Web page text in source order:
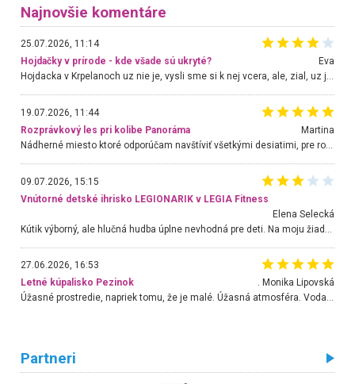
Najnovšie komentáre
25.07.2026, 11:14
Hojdačky v prírode - kde všade sú ukryté?
Eva
Hojdacka v Krpelanoch uz nie je, vysli sme si k nej vcera, ale, zial, uz je znicena. Ak sem planujete cestu len kvoli hojdacke, mozete si ju usetrit. Krasny vyhlad je tu vsak aj bez hojdacky :-)
19.07.2026, 11:44
Rozprávkový les pri kolibe Panoráma
Martina
Nádherné miesto ktoré odporúčam navštíviť všetkými desiatimi, pre rodiny s deťmi, dôchodcom... Proste a jednoducho ozaj rozprávkový les.. určite ešte prídeme. Odniesli sme si na pamiatku krásne tričká,
09.07.2026, 15:15
Vnútorné detské ihrisko LEGIONARIK v LEGIA Fitness
Elena Selecká
27.06.2026, 16:53
Letné kúpalisko Pezinok
. Monika Lipovská
Úžasné prostredie, napriek tomu, že je malé. Úžasná atmosféra. Voda fantastická a nádherná. Ľudí je pomerne veľa, ale su mili a ohľaduplní. Je veľmi zaujímavé sledovať, ako dokážu spolu športovať cudzí ľudia a bez ohľadu na vek. Vládne tu pohoda. Vnuka neviem dostať z vody. Ďakujem za krásny deň . Urcite sa sem vrátim. Jediný problém je s parkovaním, ale aj ten sa mi podarilo vyriešiť. Monika Bratislava
Partneri